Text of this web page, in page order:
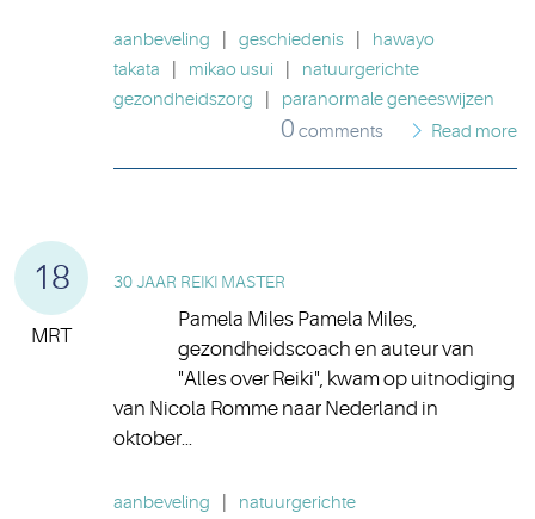
aanbeveling geschiedenis
hawayo
takata
mikao usui
natuurgerichte
gezondheidszorg
paranormale geneeswijzen
0 comments Read more
18
MRT
30 JAAR REIKI MASTER
Pamela Miles Pamela Miles,
gezondheidscoach en auteur van
"Alles over Reiki", kwam op uitnodiging
van Nicola Romme naar Nederland in
oktober...
aanbeveling
natuurgerichte